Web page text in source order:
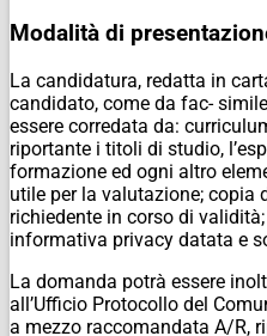
Modalità di
La candidatura, redatta in
candidato, come da fac-
essere corredata da:
riportante i titoli di studio,
formazione ed ogni altro
utile per la valutazione; copia
richiedente in corso di validità;
informativa privacy datata e
La domanda potrà essere
all’Ufficio Protocollo del
a mezzo raccomandata A/R,